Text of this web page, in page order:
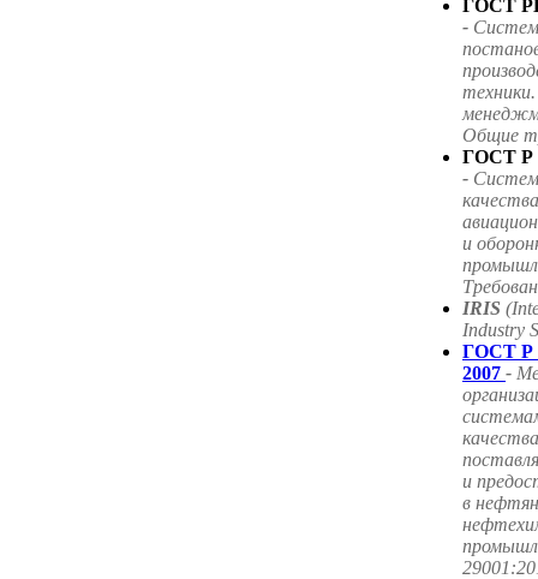
ГОСТ РВ
-
Общие
ГОСТ Р
-
и
IRIS
Industry
ГОСТ Р
2007 -
и
в